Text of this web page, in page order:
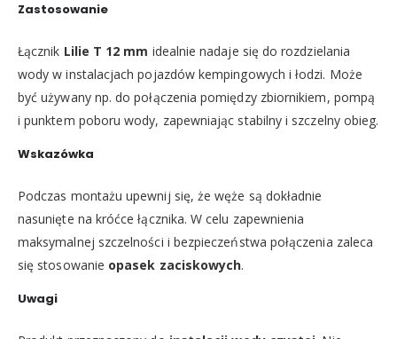
Zastosowanie
Łącznik Lilie T 12 mm idealnie nadaje się do rozdzielania
wody w instalacjach pojazdów kempingowych i łodzi. Może
być używany np. do połączenia pomiędzy zbiornikiem, pompą
i punktem poboru wody, zapewniając stabilny i szczelny obieg.
Wskazówka
Podczas montażu upewnij się, że węże są dokładnie
nasunięte na króćce łącznika. W celu zapewnienia
maksymalnej szczelności i bezpieczeństwa połączenia zaleca
się stosowanie opasek zaciskowych.
Uwagi